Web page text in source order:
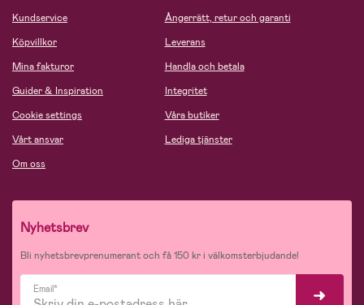
Kundservice
Köpvillkor
Mina fakturor
Guider & Inspiration
Cookie settings
Vårt ansvar
Om oss
Ångerrätt, retur och garanti
Leverans
Handla och betala
Integritet
Våra butiker
Lediga tjänster
Nyhetsbrev
Bli nyhetsbrevprenumerant och få 150 kr i välkomsterbjudande!
Email*